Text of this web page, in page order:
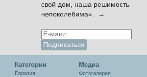
свой дом, наша решимость
непоколебима». →
Категории
Евразия
Медиа
Фотогалерея